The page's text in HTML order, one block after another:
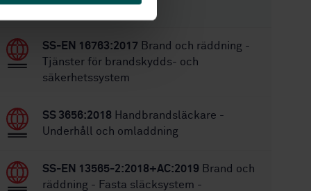
SS-EN 16763:2017 Brand och räddning -
Tjänster för brandskydds- och
säkerhetssystem
SS 3656:2018 Handbrandsläckare -
Underhåll och omladdning
SS-EN 13565-2:2018+AC:2019 Brand och
räddning - Fasta släcksystem -